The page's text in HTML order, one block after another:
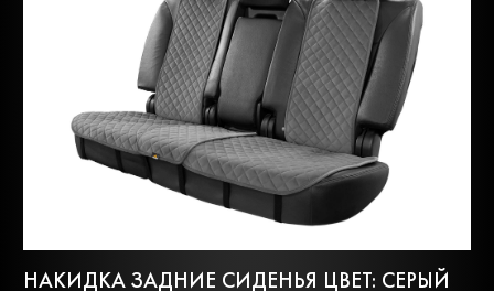
НАКИДКА ЗАДНИЕ СИДЕНЬЯ ЦВЕТ: СЕРЫЙ